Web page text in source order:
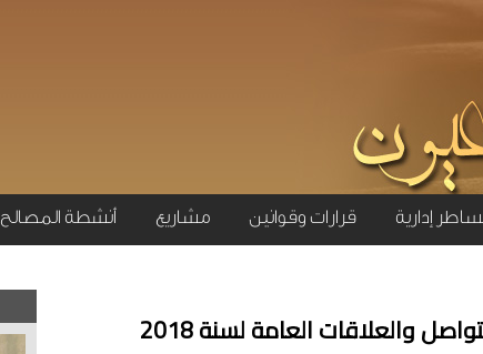
إدارية قرارات وقوانين مشاريع أنشطة المصالح
والعلاقات العامة لسنة 2018